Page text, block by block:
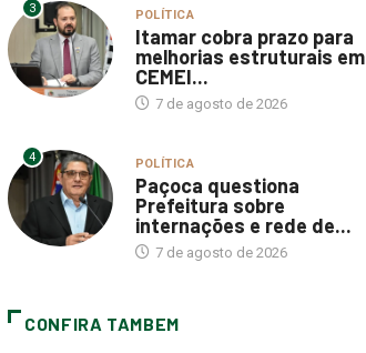
3 POLÍTICA
Itamar cobra prazo para
melhorias estruturais em
CEMEI...
7 de agosto de 2026
4 POLÍTICA
Paçoca questiona
Prefeitura sobre
internações e rede de...
7 de agosto de 2026
CONFIRA TAMBEM